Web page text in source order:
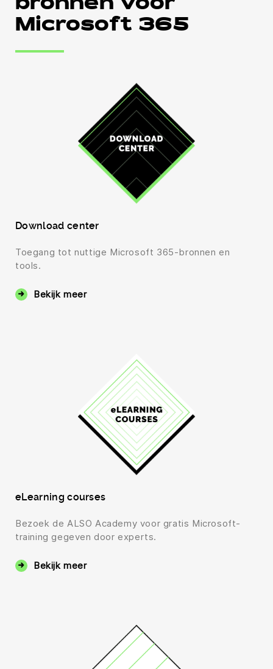
bronnen voor
Microsoft 365
Download center
Toegang tot nuttige Microsoft 365-bronnen en
tools.
Bekijk meer
eLearning courses
Bezoek de ALSO Academy voor gratis Microsoft-
training gegeven door experts.
Bekijk meer